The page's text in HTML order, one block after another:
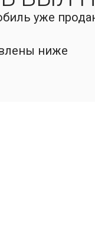
уже
ниже